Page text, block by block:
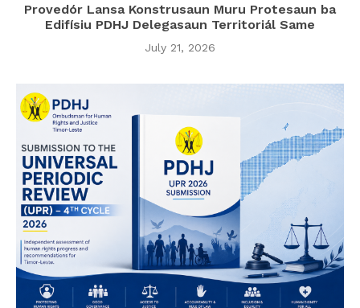
Provedór Lansa Konstrusaun Muru Protesaun ba
Edifísiu PDHJ Delegasaun Territoriál Same
July 21, 2026